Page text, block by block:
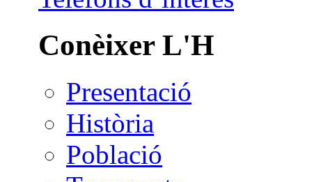
Conèixer L'H
Presentació
Història
Població